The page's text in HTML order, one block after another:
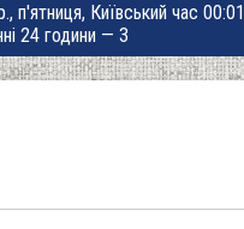
п'ятниця, Київський час 00:01
24 години — 3